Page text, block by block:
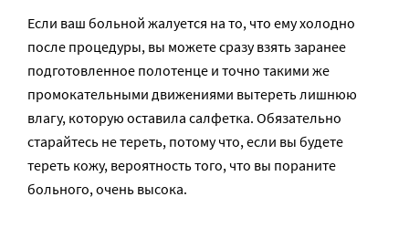
Если ваш больной жалуется на то, что ему холодно
после процедуры, вы можете сразу взять заранее
подготовленное полотенце и точно такими же
промокательными движениями вытереть лишнюю
влагу, которую оставила салфетка. Обязательно
старайтесь не тереть, потому что, если вы будете
тереть кожу, вероятность того, что вы пораните
больного, очень высока.